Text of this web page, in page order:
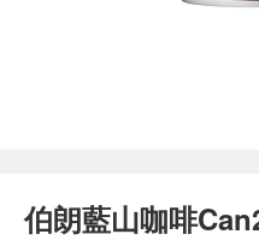
伯朗藍山咖啡